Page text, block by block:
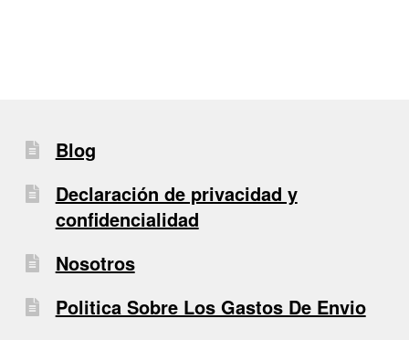
Blog
Declaración de privacidad y
confidencialidad
Nosotros
Politica Sobre Los Gastos De Envio